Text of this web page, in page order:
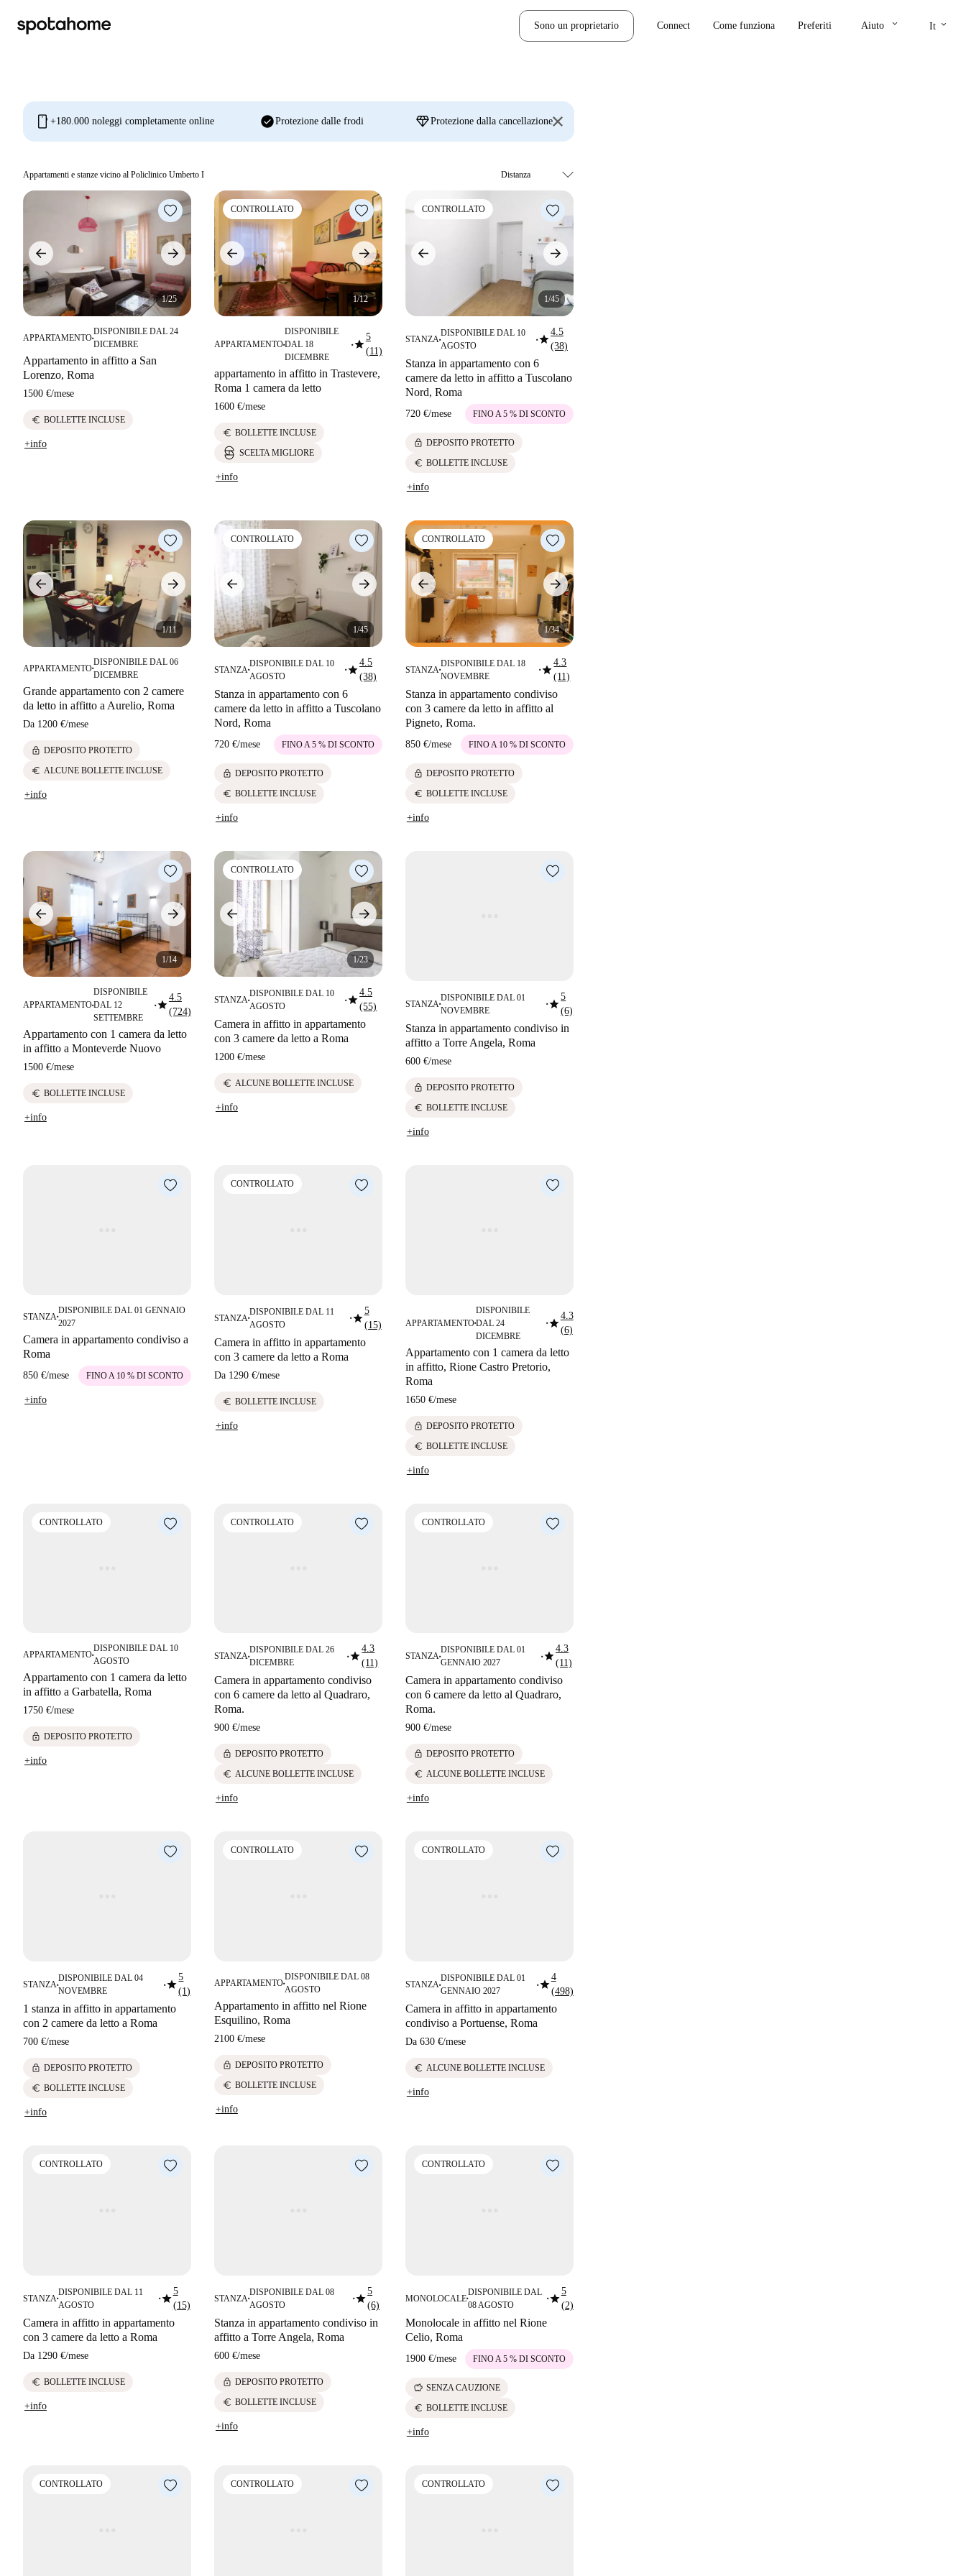
Sono un proprietario Connect Come funziona Preferiti Aiuto keyboard_arrow_down It keyboard_arrow_down
mobile +180.000 noleggi completamente online check_circleProtezione dalle frodi diamondProtezione dalla cancellazione
Appartamenti e stanze vicino al Policlinico Umberto I
1/25
APPARTAMENTO■
DISPONIBILE DAL 24
DICEMBRE
Appartamento in affitto a San
Lorenzo, Roma
1500 €/mese
euro BOLLETTE INCLUSE
+info
CONTROLLATO
1/12
APPARTAMENTO■
DISPONIBILE
DAL 18
DICEMBRE
■star5
(11)
appartamento in affitto in Trastevere,
Roma 1 camera da letto
1600 €/mese
euro BOLLETTE INCLUSE
SCELTA MIGLIORE
+info
CONTROLLATO
1/45
STANZA■
DISPONIBILE DAL 10
AGOSTO
■star4.5
(38)
Stanza in appartamento con 6
camere da letto in affitto a Tuscolano
Nord, Roma
720 €/mese FINO A 5 % DI SCONTO
lock DEPOSITO PROTETTO
euro BOLLETTE INCLUSE
+info
1/11
APPARTAMENTO■
DISPONIBILE DAL 06
DICEMBRE
Grande appartamento con 2 camere
da letto in affitto a Aurelio, Roma
Da 1200 €/mese
lock DEPOSITO PROTETTO
euro ALCUNE BOLLETTE INCLUSE
+info
CONTROLLATO
1/45
STANZA■
DISPONIBILE DAL 10
AGOSTO
■star4.5
(38)
Stanza in appartamento con 6
camere da letto in affitto a Tuscolano
Nord, Roma
720 €/mese FINO A 5 % DI SCONTO
lock DEPOSITO PROTETTO
euro BOLLETTE INCLUSE
+info
CONTROLLATO
1/34
STANZA■
DISPONIBILE DAL 18
NOVEMBRE
■star4.3
(11)
Stanza in appartamento condiviso
con 3 camere da letto in affitto al
Pigneto, Roma.
850 €/mese FINO A 10 % DI SCONTO
lock DEPOSITO PROTETTO
euro BOLLETTE INCLUSE
+info
1/14
APPARTAMENTO■
DISPONIBILE
DAL 12
SETTEMBRE
■star4.5
(724)
Appartamento con 1 camera da letto
in affitto a Monteverde Nuovo
1500 €/mese
euro BOLLETTE INCLUSE
+info
CONTROLLATO
1/23
STANZA■
DISPONIBILE DAL 10
AGOSTO
■star4.5
(55)
Camera in affitto in appartamento
con 3 camere da letto a Roma
1200 €/mese
euro ALCUNE BOLLETTE INCLUSE
+info
STANZA ■
DISPONIBILE DAL 01
NOVEMBRE
■star5
(6)
Stanza in appartamento condiviso in
affitto a Torre Angela, Roma
600 €/mese
lock DEPOSITO PROTETTO
euro BOLLETTE INCLUSE
+info
STANZA ■
DISPONIBILE DAL 01 GENNAIO
2027
Camera in appartamento condiviso a
Roma
850 €/mese FINO A 10 % DI SCONTO
+info
CONTROLLATO
STANZA ■
DISPONIBILE DAL 11
AGOSTO
■star5
(15)
Camera in affitto in appartamento
con 3 camere da letto a Roma
Da 1290 €/mese
euro BOLLETTE INCLUSE
+info
APPARTAMENTO■
DISPONIBILE
DAL 24
DICEMBRE
■star4.3
(6)
Appartamento con 1 camera da letto
in affitto, Rione Castro Pretorio,
Roma
1650 €/mese
lock DEPOSITO PROTETTO
euro BOLLETTE INCLUSE
+info
CONTROLLATO
APPARTAMENTO■
DISPONIBILE DAL 10
AGOSTO
Appartamento con 1 camera da letto
in affitto a Garbatella, Roma
1750 €/mese
lock DEPOSITO PROTETTO
+info
CONTROLLATO
STANZA■
DISPONIBILE DAL 26
DICEMBRE
■star4.3
(11)
Camera in appartamento condiviso
con 6 camere da letto al Quadraro,
Roma.
900 €/mese
lock DEPOSITO PROTETTO
euro ALCUNE BOLLETTE INCLUSE
+info
CONTROLLATO
STANZA■
DISPONIBILE DAL 01
GENNAIO 2027
■star4.3
(11)
Camera in appartamento condiviso
con 6 camere da letto al Quadraro,
Roma.
900 €/mese
lock DEPOSITO PROTETTO
euro ALCUNE BOLLETTE INCLUSE
+info
STANZA■
DISPONIBILE DAL 04
NOVEMBRE
■star5
(1)
1 stanza in affitto in appartamento
con 2 camere da letto a Roma
700 €/mese
lock DEPOSITO PROTETTO
euro BOLLETTE INCLUSE
+info
CONTROLLATO
APPARTAMENTO■
DISPONIBILE DAL 08
AGOSTO
Appartamento in affitto nel Rione
Esquilino, Roma
2100 €/mese
lock DEPOSITO PROTETTO
euro BOLLETTE INCLUSE
+info
CONTROLLATO
STANZA■
DISPONIBILE DAL 01
GENNAIO 2027
■star4
(498)
Camera in affitto in appartamento
condiviso a Portuense, Roma
Da 630 €/mese
euro ALCUNE BOLLETTE INCLUSE
+info
CONTROLLATO
STANZA■
DISPONIBILE DAL 11
AGOSTO
■star5
(15)
Camera in affitto in appartamento
con 3 camere da letto a Roma
Da 1290 €/mese
euro BOLLETTE INCLUSE
+info
STANZA■
DISPONIBILE DAL 08
AGOSTO
■star5
(6)
Stanza in appartamento condiviso in
affitto a Torre Angela, Roma
600 €/mese
lock DEPOSITO PROTETTO
euro BOLLETTE INCLUSE
+info
CONTROLLATO
MONOLOCALE■
DISPONIBILE DAL
08 AGOSTO
■star5
(2)
Monolocale in affitto nel Rione
Celio, Roma
1900 €/mese FINO A 5 % DI SCONTO
savings SENZA CAUZIONE
euro BOLLETTE INCLUSE
+info
CONTROLLATO CONTROLLATO CONTROLLATO